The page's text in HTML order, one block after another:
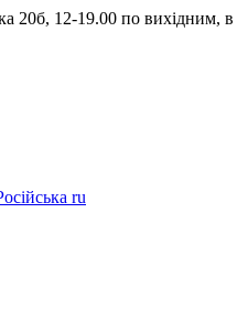
20б, 12-19.00 по вихідним, в
ru